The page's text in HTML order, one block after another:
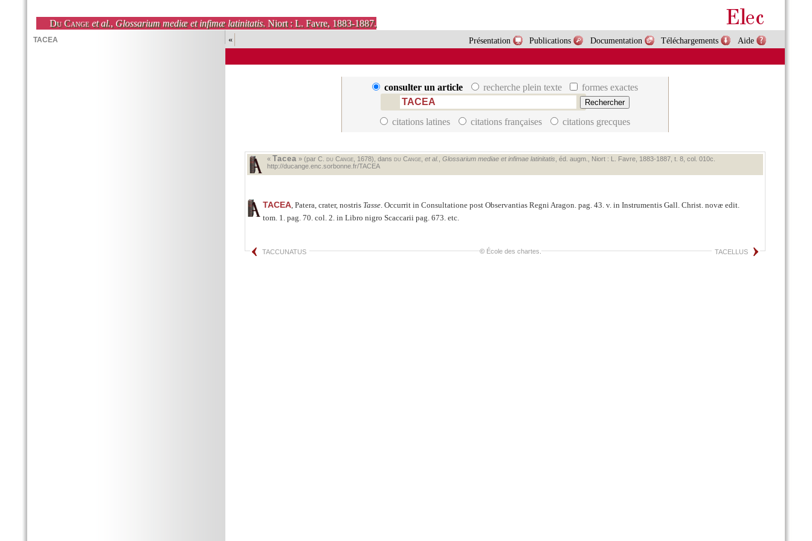
Du Cange et al., Glossarium mediæ et infimæ latinitatis. Niort : L. Favre, 1883-1887.
« Aide
Téléchargements
Documentation
Publications
Présentation
consulter un article recherche plein texte formes exactes
citations latines citations françaises citations grecques
« Tacea » (par C. du Cange, 1678), dans du Cange, et al. Glossarium mediae et infimae latinitatis , éd. augm., Niort : L. Favre, 1883‑1887, t. 8, col. 010c.
http://ducange.enc.sorbonne.fr/TACEA
TACEA, Patera, crater, nostris Tasse. Occurrit in Consultatione post Observantias Regni Aragon. pag. 43. v. in Instrumentis Gall. Christ. novæ edit.
tom. 1. pag. 70. col. 2. in Libro nigro Scaccarii pag. 673. etc.
TACCUNATUS TACELLUS
© École des chartes